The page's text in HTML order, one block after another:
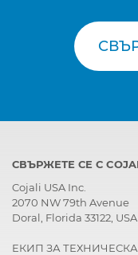
СВЪРЖЕТЕ СЕ С
Cojali USA Inc.
2070 NW 79th Avenue
Doral, Florida 33122, USA
ЕКИП ЗА